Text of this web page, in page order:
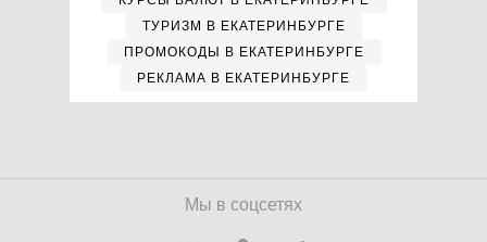
ТУРИЗМ В ЕКАТЕРИНБУРГЕ
ПРОМОКОДЫ В ЕКАТЕРИНБУРГЕ
РЕКЛАМА В ЕКАТЕРИНБУРГЕ
Мы в соцсетях